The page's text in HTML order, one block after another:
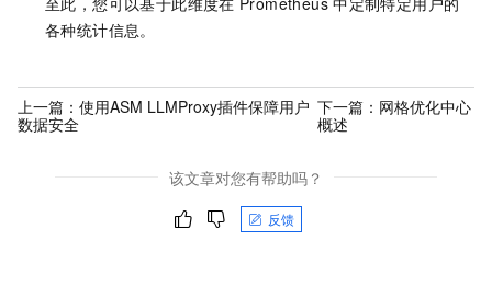
各种统计信息。
上一篇： 使用ASM LLMProxy插件保障用户
数据安全
下一篇： 网格优化中心
概述
该文章对您有帮助吗？
反馈